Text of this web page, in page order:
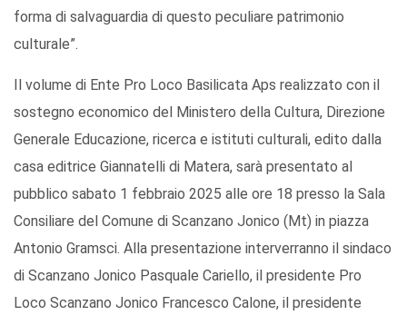
forma di salvaguardia di questo peculiare patrimonio
culturale”.
Il volume di Ente Pro Loco Basilicata Aps realizzato con il
sostegno economico del Ministero della Cultura, Direzione
Generale Educazione, ricerca e istituti culturali, edito dalla
casa editrice Giannatelli di Matera, sarà presentato al
pubblico sabato 1 febbraio 2025 alle ore 18 presso la Sala
Consiliare del Comune di Scanzano Jonico (Mt) in piazza
Antonio Gramsci. Alla presentazione interverranno il sindaco
di Scanzano Jonico Pasquale Cariello, il presidente Pro
Loco Scanzano Jonico Francesco Calone, il presidente